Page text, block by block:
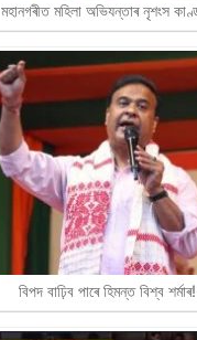
মহানগৰীত মহিলা অভিযন্তাৰ নৃশংস
বিপদ বাঢ়িব পাৰে হিমন্ত বিশ্ব